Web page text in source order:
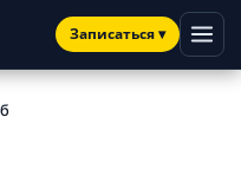
Записаться▾